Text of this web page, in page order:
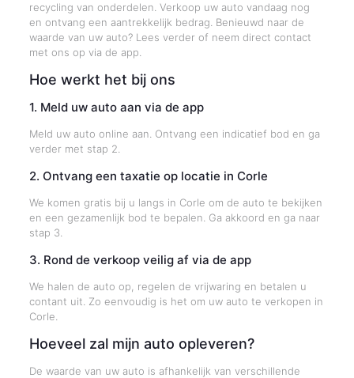
recycling van onderdelen. Verkoop uw auto vandaag nog
en ontvang een aantrekkelijk bedrag. Benieuwd naar de
waarde van uw auto? Lees verder of neem direct contact
met ons op via de app.
Hoe werkt het bij ons
1. Meld uw auto aan via de app
Meld uw auto online aan. Ontvang een indicatief bod en ga
verder met stap 2.
2. Ontvang een taxatie op locatie in Corle
We komen gratis bij u langs in Corle om de auto te bekijken
en een gezamenlijk bod te bepalen. Ga akkoord en ga naar
stap 3.
3. Rond de verkoop veilig af via de app
We halen de auto op, regelen de vrijwaring en betalen u
contant uit. Zo eenvoudig is het om uw auto te verkopen in
Corle.
Hoeveel zal mijn auto opleveren?
De waarde van uw auto is afhankelijk van verschillende